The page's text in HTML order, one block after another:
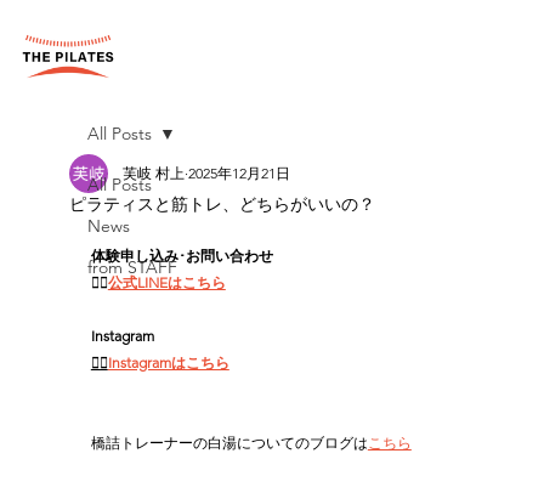
All Posts
News
from STAFF
All Posts
ピラティスと筋トレ、どちらがいいの？
芙岐 村上 2025年12月21日
体験申し込み･お問い合わせ
👉🏻公式LINEはこちら
Instagram
👉🏻Instagramはこちら
橋詰トレーナーの白湯についてのブログはこちら